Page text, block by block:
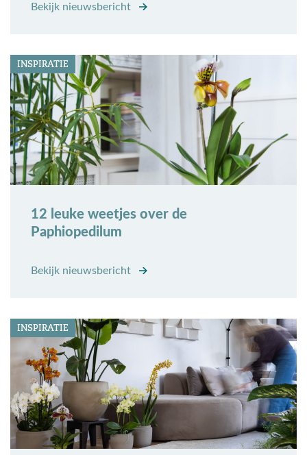
Bekijk nieuwsbericht
INSPIRATIE
12 leuke weetjes over de
Paphiopedilum
Bekijk nieuwsbericht
INSPIRATIE